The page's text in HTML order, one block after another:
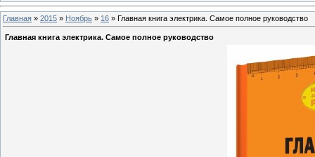
Главная » 2015 » Ноябрь » 16 » Главная книга электрика. Самое полное руководство
Главная книга электрика. Самое полное руководство